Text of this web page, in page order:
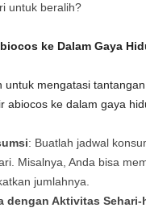
untuk beralih?
ke Dalam Gaya
untuk mengatasi
abiocos ke dalam gaya
: Buatlah jadwal
Misalnya, Anda bisa
jumlahnya.
dengan Aktivitas Sehari-